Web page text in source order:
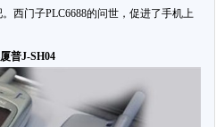
西门子PLC6688的问世，促进了手机上
普J-SH04